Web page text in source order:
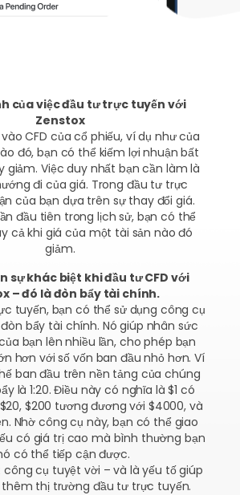
của việc đầu tư trực tuyến với
Zenstox
CFD của cổ phiếu, ví dụ như của
đó, bạn có thể kiếm lợi nhuận bất
giảm. Việc duy nhất bạn cần làm là
đi của giá. Trong đầu tư trực
của bạn dựa trên sự thay đổi giá.
đầu tiên trong lịch sử, bạn có thể
cả khi giá của một tài sản nào đó
giảm.
sự khác biệt khi đầu tư CFD với
– đó là đòn bẩy tài chính.
tuyến, bạn có thể sử dụng công cụ
bẩy tài chính. Nó giúp nhân sức
bạn lên nhiều lần, cho phép bạn
hơn với số vốn ban đầu nhỏ hơn. Ví
ban đầu trên nền tảng của chúng
là 1:20. Điều này có nghĩa là $1 có
$200 tương đương với $4000, và
Nhờ công cụ này, bạn có thể giao
có giá trị cao mà bình thường bạn
có thể tiếp cận được.
cụ tuyệt vời – và là yếu tố giúp
thị trường đầu tư trực tuyến.